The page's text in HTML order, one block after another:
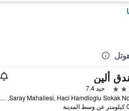
ألين
جيد 7.4
Saray Mahallesi, Haci Hamdioglu Sokak No.7, الانيا, تركيا